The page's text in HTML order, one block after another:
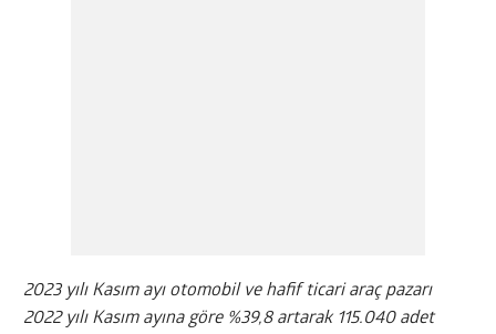
2023 yılı Kasım ayı otomobil ve hafif ticari araç pazarı
2022 yılı Kasım ayına göre %39,8 artarak 115.040 adet